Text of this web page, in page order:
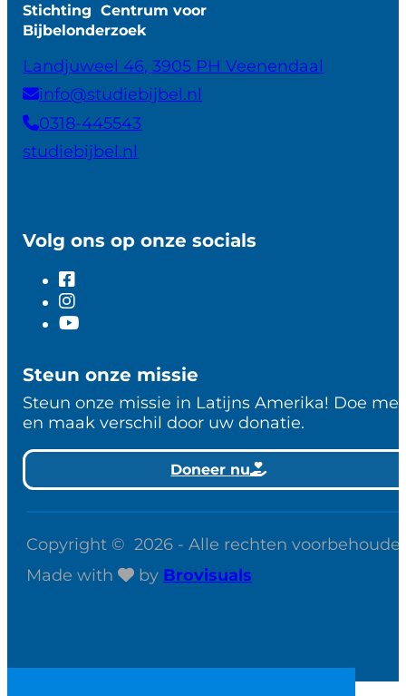
Stichting Centrum voor
Bijbelonderzoek
Landjuweel 46, 3905 PH Veenendaal
info@studiebijbel.nl
0318-445543
studiebijbel.nl
Volg ons op onze socials
Steun onze missie
Steun onze missie in Latijns Amerika! Doe
en maak verschil door uw donatie.
Doneer nu
Copyright © 2026 - Alle rechten
Made with
by Brovisuals